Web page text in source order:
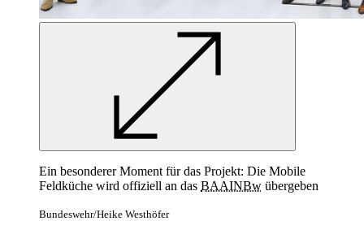
Ein besonderer Moment für das Projekt: Die Mobile
Feldküche wird offiziell an das BAAINBw übergeben
Bundeswehr/Heike Westhöfer